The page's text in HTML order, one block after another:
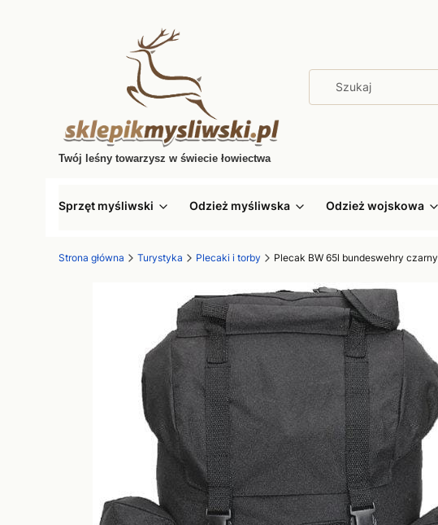
Twój leśny towarzysz w świecie łowiectwa
Sprzęt myśliwski Odzież myśliwska Odzież wojskowa
Strona główna Turystyka Plecaki i torby Plecak BW 65l bundeswehry czarny